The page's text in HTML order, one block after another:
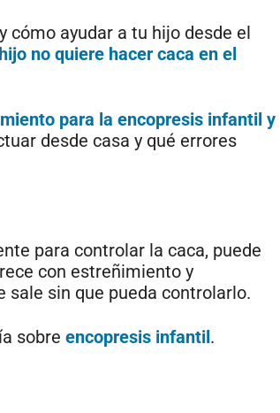
cómo ayudar a tu hijo desde el
no quiere hacer caca en el
para la encopresis infantil y
desde casa y qué errores
para controlar la caca, puede
con estreñimiento y
sale sin que pueda controlarlo.
sobre encopresis infantil.